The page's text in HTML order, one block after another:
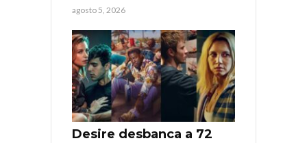
agosto 5, 2026
Desire desbanca a 72